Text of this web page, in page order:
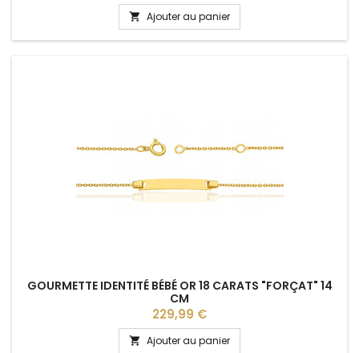
 Ajouter au panier
GOURMETTE IDENTITÉ BÉBÉ OR 18 CARATS "FORÇAT" 14
CM
Prix
229,99 €
 Ajouter au panier